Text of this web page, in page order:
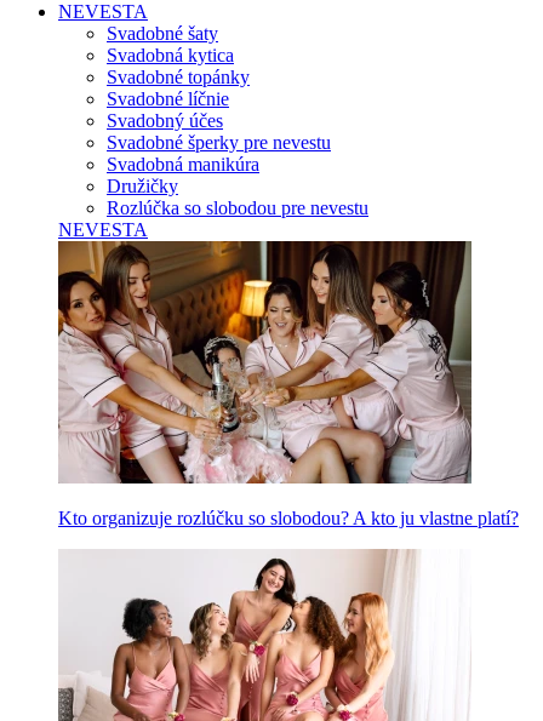
NEVESTA
Svadobné šaty
Svadobná kytica
Svadobné topánky
Svadobné líčnie
Svadobný účes
Svadobné šperky pre nevestu
Svadobná manikúra
Družičky
Rozlúčka so slobodou pre nevestu
NEVESTA
Kto organizuje rozlúčku so slobodou? A kto ju vlastne platí?